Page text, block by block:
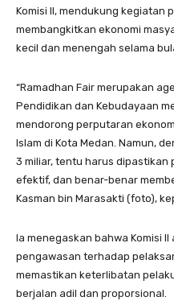
Komisi II, mendukung kegiatan
membangkitkan ekonomi
kecil dan menengah selama
“Ramadhan Fair merupakan
Pendidikan dan Kebudayaan
mendorong perputaran
Islam di Kota Medan. Namun,
3 miliar, tentu harus
efektif, dan benar-benar
Kasman bin Marasakti (foto),
Ia menegaskan bahwa Komisi
pengawasan terhadap
memastikan keterlibatan
berjalan adil dan proporsional.